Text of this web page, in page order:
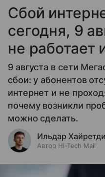
Сбой
сегодня, 9
не работает
9 августа в сети
сбои: у абонентов
интернет и не
почему возникли
можно сделать.
Ильдар
Автор Hi-Tech Mail